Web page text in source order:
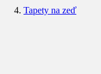
Tapety na zeď